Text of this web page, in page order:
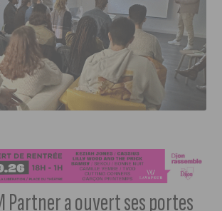
Partner a ouvert ses portes